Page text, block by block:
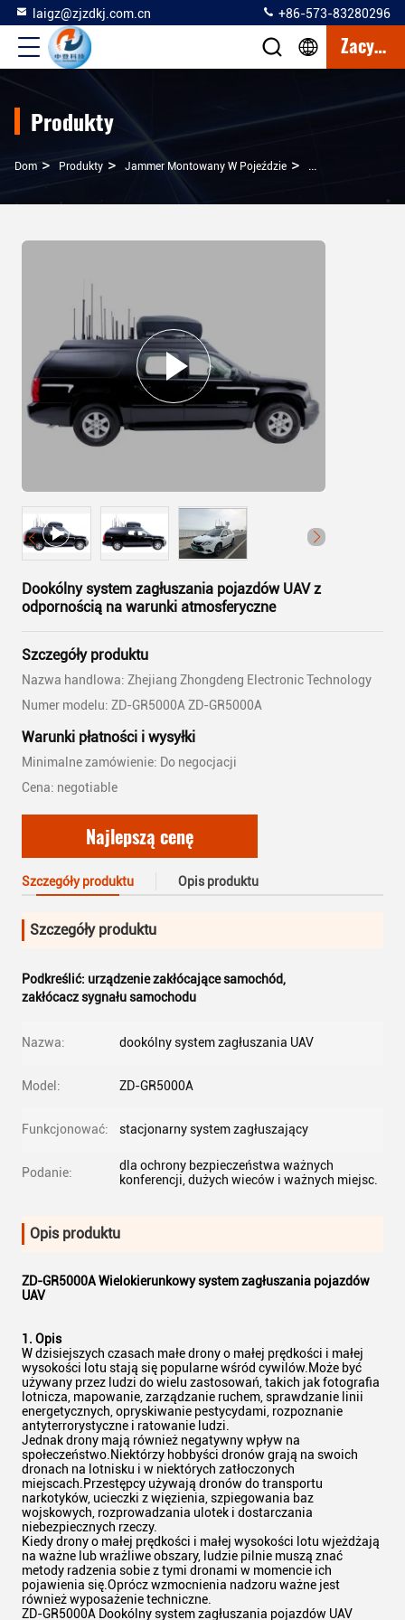
laigz@zjzdkj.com.cn +86-573-83280296
Zacytować
Produkty
Dom > Produkty > Jammer Montowany W Pojeździe > Dookólny System
Dookólny system zagłuszania pojazdów UAV z
odpornością na warunki atmosferyczne
Szczegóły produktu
Nazwa handlowa: Zhejiang Zhongdeng Electronic Technology
Numer modelu: ZD-GR5000A ZD-GR5000A
Warunki płatności i wysyłki
Minimalne zamówienie: Do negocjacji
Cena: negotiable
Najlepszą cenę
Szczegóły produktu Opis produktu
Szczegóły produktu
Podkreślić: urządzenie zakłócające samochód,
zakłócacz sygnału samochodu
Nazwa: dookólny system zagłuszania UAV
Model: ZD-GR5000A
Funkcjonować: stacjonarny system zagłuszający
Podanie:
dla ochrony bezpieczeństwa ważnych
konferencji, dużych wieców i ważnych miejsc.
Opis produktu
ZD-GR5000A Wielokierunkowy system zagłuszania pojazdów
UAV
1. Opis
W dzisiejszych czasach małe drony o małej prędkości i małej
wysokości lotu stają się popularne wśród cywilów.Może być
używany przez ludzi do wielu zastosowań, takich jak fotografia
lotnicza, mapowanie, zarządzanie ruchem, sprawdzanie linii
energetycznych, opryskiwanie pestycydami, rozpoznanie
antyterrorystyczne i ratowanie ludzi.
Jednak drony mają również negatywny wpływ na
społeczeństwo.Niektórzy hobbyści dronów grają na swoich
dronach na lotnisku i w niektórych zatłoczonych
miejscach.Przestępcy używają dronów do transportu
narkotyków, ucieczki z więzienia, szpiegowania baz
wojskowych, rozprowadzania ulotek i dostarczania
niebezpiecznych rzeczy.
Kiedy drony o małej prędkości i małej wysokości lotu wjeżdżają
na ważne lub wrażliwe obszary, ludzie pilnie muszą znać
metody radzenia sobie z tymi dronami w momencie ich
pojawienia się.Oprócz wzmocnienia nadzoru ważne jest
również wyposażenie techniczne.
ZD-GR5000A Dookólny system zagłuszania pojazdów UAV